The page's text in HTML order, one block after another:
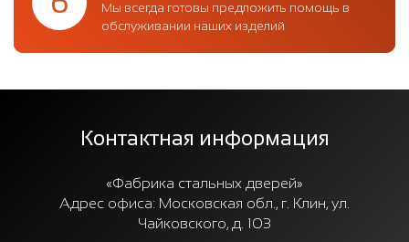
Мы всегда готовы предложить помощь в
обслуживании наших изделий
Контактная информация
«Фабрика стальных дверей»
Адрес офиса: Московская обл., г. Клин, ул.
Чайковского, д. 103